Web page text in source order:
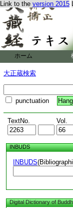
Link to the version 2015
ホーム
大正蔵検索
punctuation
TextNo. Vol.
INBUDS
INBUDS
Digital Dictionary of